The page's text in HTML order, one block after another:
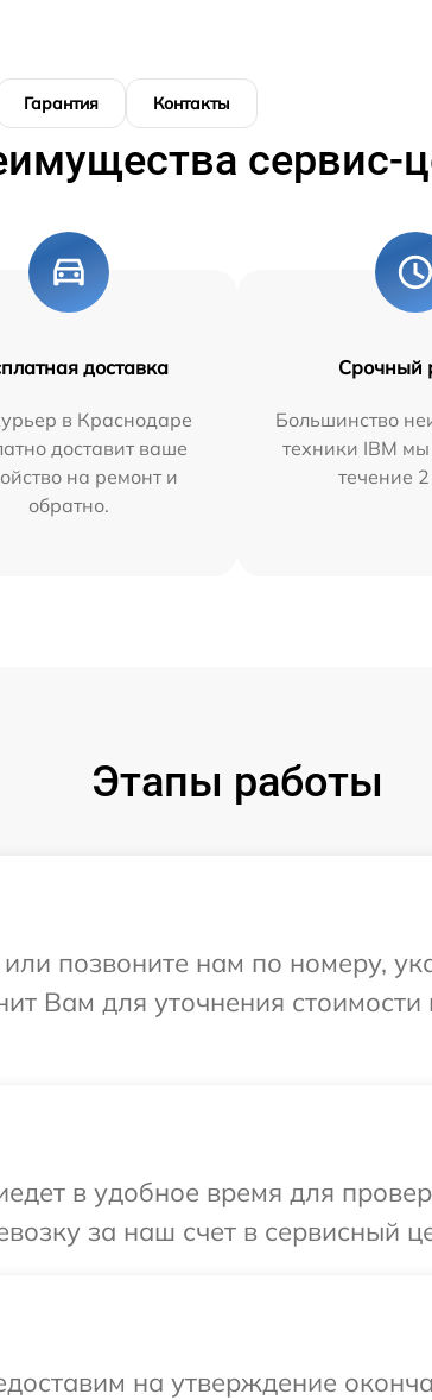
Гарантия Контакты
сервис-
доставка
в Краснодаре
доставит ваше
на ремонт и
обратно.
Срочный
Большинство
техники IBM
течение
Этапы работы
позвоните нам по номеру,
Вам для уточнения
в удобное время для
за наш счет в сервисный
на утверждение